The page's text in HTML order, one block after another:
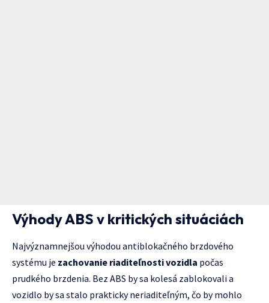
Výhody ABS v kritických situáciách
Najvýznamnejšou výhodou antiblokačného brzdového
systému je zachovanie riaditeľnosti vozidla počas
prudkého brzdenia. Bez ABS by sa kolesá zablokovali a
vozidlo by sa stalo prakticky neriaditeľným, čo by mohlo